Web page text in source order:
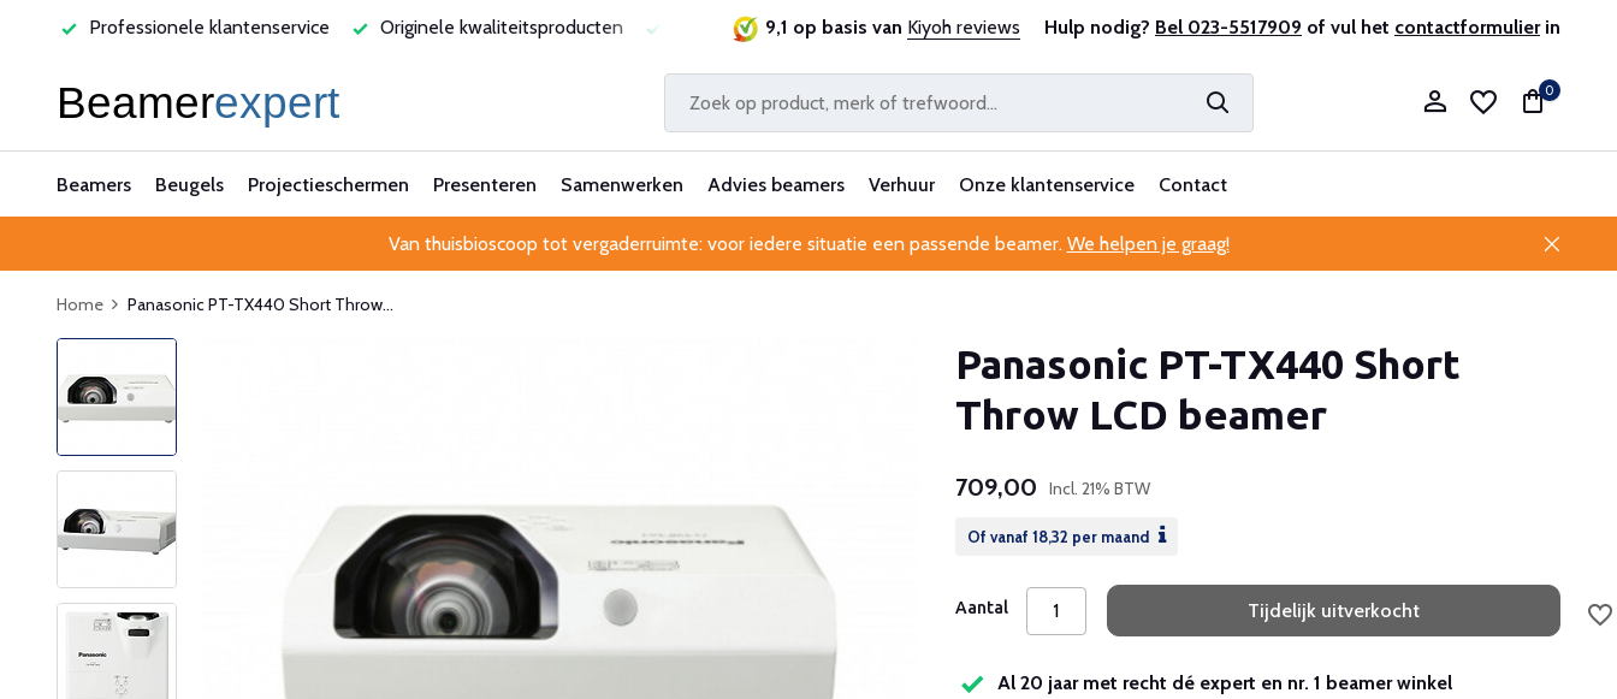
Professionele klantenservice Originele kwaliteitsproducten Laagste prijsgarantie Al 25 jaar betrouwbaar en ervaren Professionele klantenservice
9,1 op basis van Kiyoh reviews Hulp nodig? Bel 023-5517909 of vul het contactformulierin
Account aanmaken
0
Beamers Beugels Projectieschermen Presenteren Samenwerken Advies beamers Verhuur Onze klantenservice Contact
Van thuisbioscoop tot vergaderruimte: voor iedere situatie een passende beamer. We helpen je graag!
Home Panasonic PT-TX440 Short Throw...
Panasonic PT-TX440 Short
Throw LCD beamer
709,00 Incl. 21% BTW
Of vanaf 18,32 per maand
Aantal Tijdelijk uitverkocht
Al 20 jaar met recht dé expert en nr. 1 beamer winkel